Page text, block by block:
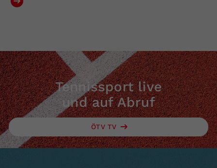
Tennissport live
und auf Abruf
ÖTV TV